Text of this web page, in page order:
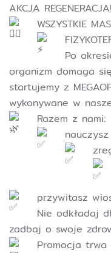
AKCJA
WSZYSTKIE
Po
organizm domaga
startujemy z
wykonywane w
Razem z nami:
przywitasz
Nie odkładaj
zadbaj o swoje
Promocja trwa